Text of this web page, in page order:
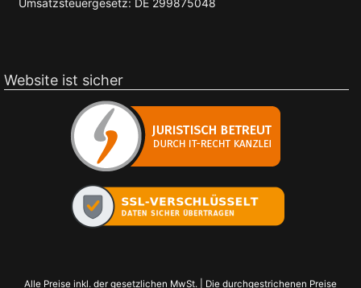
Website ist sicher
Alle Preise inkl. der gesetzlichen MwSt. | Die durchgestrichenen Preise